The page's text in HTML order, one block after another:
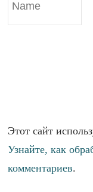
Этот сайт
Узнайте, как
комментариев.